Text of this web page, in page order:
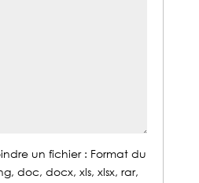
un fichier : Format du
doc, docx, xls, xlsx, rar,